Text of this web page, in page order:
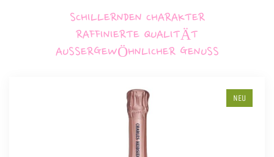
SCHILLERNDEN CHARAKTER
RAFFINIERTE QUALITÄT
AUSSERGEWÖHNLICHER GENUSS
NEU